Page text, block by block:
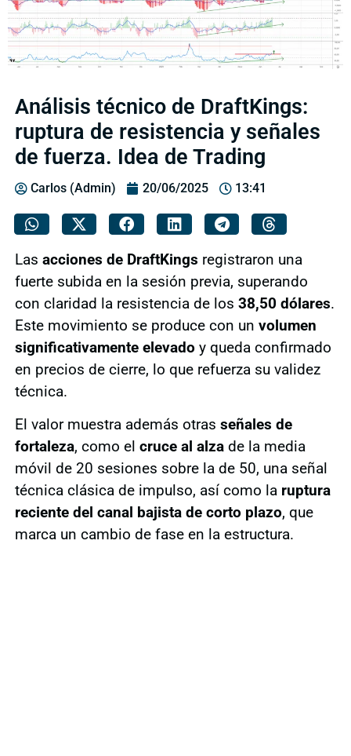
Análisis técnico de DraftKings:
ruptura de resistencia y señales
de fuerza. Idea de Trading
Carlos (Admin) 20/06/2025 13:41
Las acciones de DraftKings registraron una
fuerte subida en la sesión previa, superando
con claridad la resistencia de los 38,50 dólares.
Este movimiento se produce con un volumen
significativamente elevado y queda confirmado
en precios de cierre, lo que refuerza su validez
técnica.
El valor muestra además otras señales de
fortaleza, como el cruce al alzade la media
móvil de 20 sesiones sobre la de 50, una señal
técnica clásica de impulso, así como la ruptura
reciente del canal bajista de corto plazo, que
marca un cambio de fase en la estructura.